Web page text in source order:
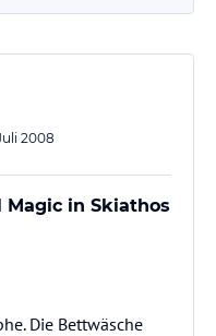
2008
in Skiathos
Die Bettwäsche